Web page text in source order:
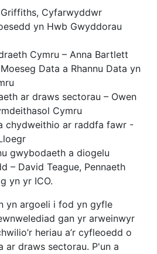
Cyfarwyddwr
yn Hwb Gwyddorau
Cymru – Anna Bartlett
Data a Rhannu Data yn
ar draws sectorau – Owen
Cymru
chydweithio ar raddfa fawr -
gwybodaeth a diogelu
– David Teague, Pennaeth
yn yr ICO.
yn argoeli i fod yn gyfle
gan yr arweinwyr
heriau a’r cyfleoedd o
ar draws sectorau. P'un a